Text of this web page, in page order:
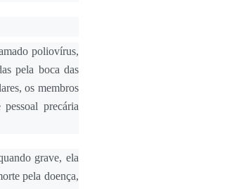
poliovírus,
pela boca das
os membros
precária
grave, ela
pela doença,